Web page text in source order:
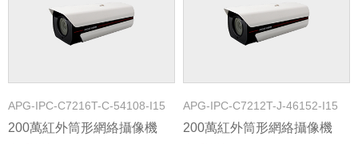
APG-IPC-C7216T-C-54108-I15
200萬紅外筒形網絡攝像機
APG-IPC-C7212T-J-46152-I15
200萬紅外筒形網絡攝像機